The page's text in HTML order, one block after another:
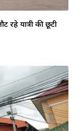
रहे यात्री की छूटी